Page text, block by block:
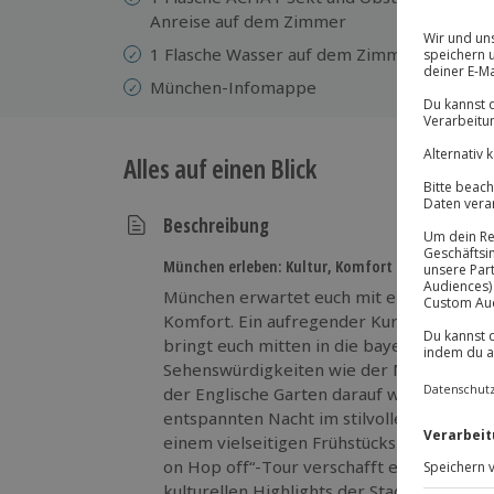
Anreise auf dem Zimmer
1 Flasche Wasser auf dem Zimmer
München-Infomappe
Alles auf einen Blick
Beschreibung
München erleben: Kultur, Komfort und Cityflair!
München erwartet euch mit einer
Komfort. Ein aufregender Kurztrip ins
bringt euch mitten in die bayerische
Sehenswürdigkeiten wie der Marienplatz,
der Englische Garten darauf warten,
entspannten Nacht im stilvollen
einem vielseitigen Frühstücksbuffet in
on Hop off“-Tour verschafft euch einen